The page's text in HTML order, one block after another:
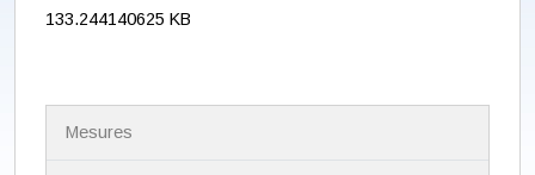
133.244140625 KB
Mesures